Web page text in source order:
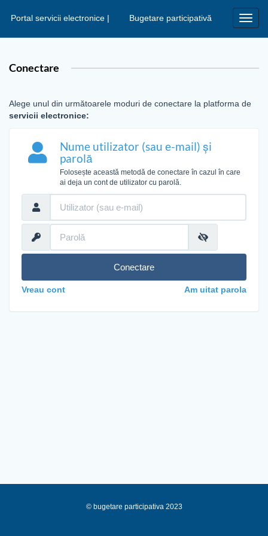
Portal servicii electronice | Bugetare participativă
Conectare
Alege unul din următoarele moduri de conectare la platforma de
servicii electronice:
Nume utilizator (sau e-mail) și
parolă
Folosește această metodă de conectare în cazul în care
ai deja un cont de utilizator cu parolă.
Conectare
Vreau cont Am uitat parola
© bugetare participativa 2023